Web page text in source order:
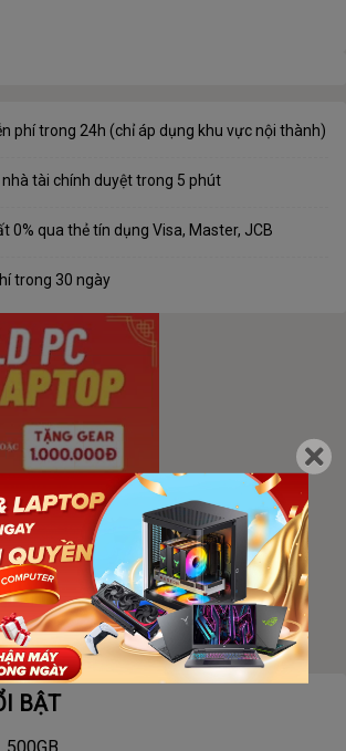
phí trong 24h (chỉ áp dụng khu vực nội thành)
tài chính duyệt trong 5 phút
0% qua thẻ tín dụng Visa, Master, JCB
trong 30 ngày
BẬT